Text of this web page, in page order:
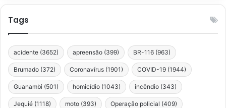
Tags
acidente (3652) apreensão (399) BR-116 (963)
Brumado (372) Coronavírus (1901) COVID-19 (1944)
Guanambi (501) homicídio (1043) incêndio (343)
Jequié (1118) moto (393) Operação policial (409)